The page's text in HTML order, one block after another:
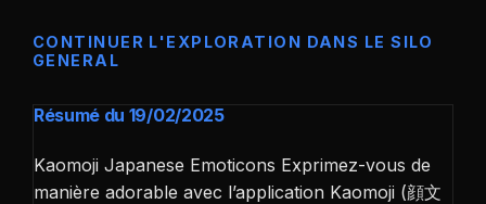
CONTINUER L'EXPLORATION DANS LE SILO
GENERAL
Résumé du 19/02/2025
Kaomoji Japanese Emoticons Exprimez-vous de
manière adorable avec l’application Kaomoji (顔文